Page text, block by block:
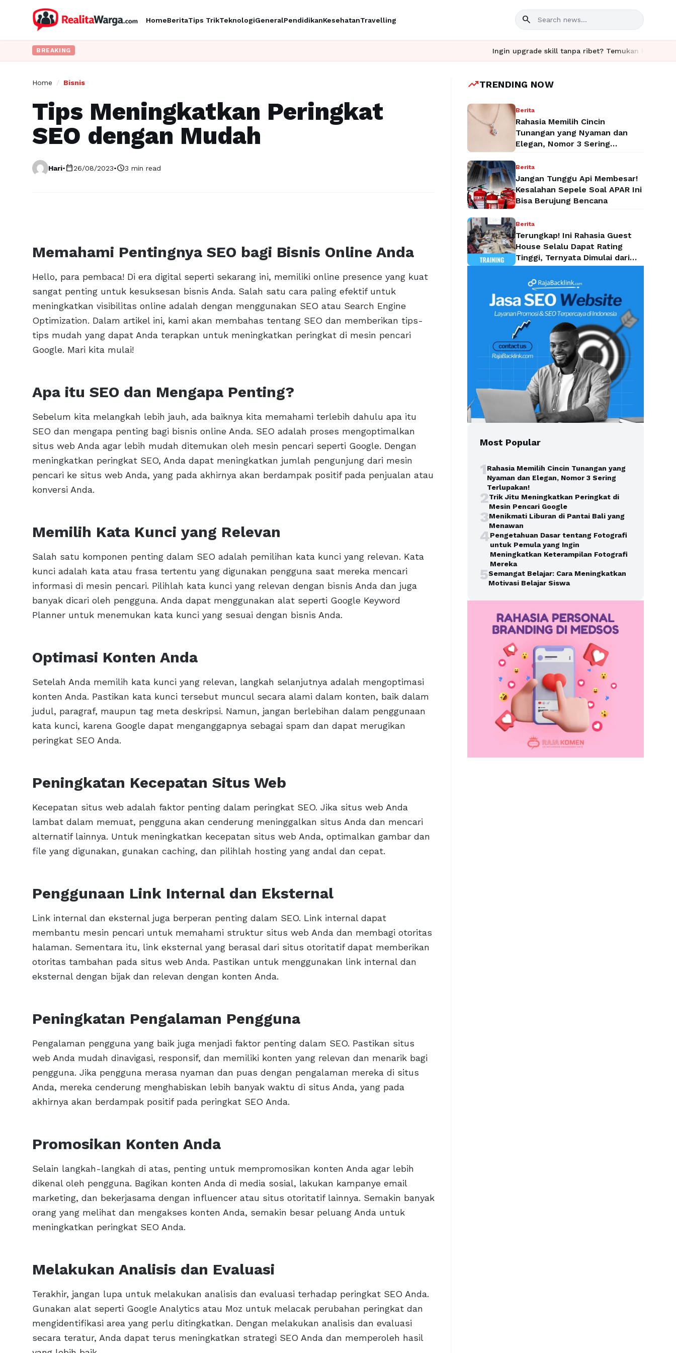
HomeBeritaTips TrikTeknologiGeneralPendidikanKesehatanTravelling search
BREAKING Ingin upgrade skill tanpa ribet? Temukan kelas seru dan
Home / Bisnis
Tips Meningkatkan Peringkat
SEO dengan Mudah
Hari•calendar_today26/08/2023•schedule3 min read
Memahami Pentingnya SEO bagi Bisnis Online Anda
Hello, para pembaca! Di era digital seperti sekarang ini, memiliki online presence yang kuat
sangat penting untuk kesuksesan bisnis Anda. Salah satu cara paling efektif untuk
meningkatkan visibilitas online adalah dengan menggunakan SEO atau Search Engine
Optimization. Dalam artikel ini, kami akan membahas tentang SEO dan memberikan tips-
tips mudah yang dapat Anda terapkan untuk meningkatkan peringkat di mesin pencari
Google. Mari kita mulai!
Apa itu SEO dan Mengapa Penting?
Sebelum kita melangkah lebih jauh, ada baiknya kita memahami terlebih dahulu apa itu
SEO dan mengapa penting bagi bisnis online Anda. SEO adalah proses mengoptimalkan
situs web Anda agar lebih mudah ditemukan oleh mesin pencari seperti Google. Dengan
meningkatkan peringkat SEO, Anda dapat meningkatkan jumlah pengunjung dari mesin
pencari ke situs web Anda, yang pada akhirnya akan berdampak positif pada penjualan atau
konversi Anda.
Memilih Kata Kunci yang Relevan
Salah satu komponen penting dalam SEO adalah pemilihan kata kunci yang relevan. Kata
kunci adalah kata atau frasa tertentu yang digunakan pengguna saat mereka mencari
informasi di mesin pencari. Pilihlah kata kunci yang relevan dengan bisnis Anda dan juga
banyak dicari oleh pengguna. Anda dapat menggunakan alat seperti Google Keyword
Planner untuk menemukan kata kunci yang sesuai dengan bisnis Anda.
Optimasi Konten Anda
Setelah Anda memilih kata kunci yang relevan, langkah selanjutnya adalah mengoptimasi
konten Anda. Pastikan kata kunci tersebut muncul secara alami dalam konten, baik dalam
judul, paragraf, maupun tag meta deskripsi. Namun, jangan berlebihan dalam penggunaan
kata kunci, karena Google dapat menganggapnya sebagai spam dan dapat merugikan
peringkat SEO Anda.
Peningkatan Kecepatan Situs Web
Kecepatan situs web adalah faktor penting dalam peringkat SEO. Jika situs web Anda
lambat dalam memuat, pengguna akan cenderung meninggalkan situs Anda dan mencari
alternatif lainnya. Untuk meningkatkan kecepatan situs web Anda, optimalkan gambar dan
file yang digunakan, gunakan caching, dan pilihlah hosting yang andal dan cepat.
Penggunaan Link Internal dan Eksternal
Link internal dan eksternal juga berperan penting dalam SEO. Link internal dapat
membantu mesin pencari untuk memahami struktur situs web Anda dan membagi otoritas
halaman. Sementara itu, link eksternal yang berasal dari situs otoritatif dapat memberikan
otoritas tambahan pada situs web Anda. Pastikan untuk menggunakan link internal dan
eksternal dengan bijak dan relevan dengan konten Anda.
Peningkatan Pengalaman Pengguna
Pengalaman pengguna yang baik juga menjadi faktor penting dalam SEO. Pastikan situs
web Anda mudah dinavigasi, responsif, dan memiliki konten yang relevan dan menarik bagi
pengguna. Jika pengguna merasa nyaman dan puas dengan pengalaman mereka di situs
Anda, mereka cenderung menghabiskan lebih banyak waktu di situs Anda, yang pada
akhirnya akan berdampak positif pada peringkat SEO Anda.
Promosikan Konten Anda
Selain langkah-langkah di atas, penting untuk mempromosikan konten Anda agar lebih
dikenal oleh pengguna. Bagikan konten Anda di media sosial, lakukan kampanye email
marketing, dan bekerjasama dengan influencer atau situs otoritatif lainnya. Semakin banyak
orang yang melihat dan mengakses konten Anda, semakin besar peluang Anda untuk
meningkatkan peringkat SEO Anda.
Melakukan Analisis dan Evaluasi
Terakhir, jangan lupa untuk melakukan analisis dan evaluasi terhadap peringkat SEO Anda.
Gunakan alat seperti Google Analytics atau Moz untuk melacak perubahan peringkat dan
mengidentifikasi area yang perlu ditingkatkan. Dengan melakukan analisis dan evaluasi
secara teratur, Anda dapat terus meningkatkan strategi SEO Anda dan memperoleh hasil
trending_upTRENDING NOW
Berita
Rahasia Memilih Cincin
Tunangan yang Nyaman dan
Elegan, Nomor 3 Sering
Berita
Jangan Tunggu Api Membesar!
Kesalahan Sepele Soal APAR Ini
Bisa Berujung Bencana
Berita
Terungkap! Ini Rahasia Guest
House Selalu Dapat Rating
Tinggi, Ternyata Dimulai dari
Housekeeping
Most Popular
1Rahasia Memilih Cincin Tunangan yang
Nyaman dan Elegan, Nomor 3 Sering
Terlupakan!
2Trik Jitu Meningkatkan Peringkat di
Mesin Pencari Google
3Menikmati Liburan di Pantai Bali yang
Menawan
4Pengetahuan Dasar tentang Fotografi
untuk Pemula yang Ingin
Meningkatkan Keterampilan Fotografi
Mereka
5Semangat Belajar: Cara Meningkatkan
Motivasi Belajar Siswa